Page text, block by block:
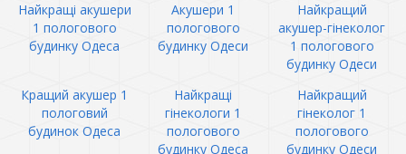
Найкращі акушери
1 пологового
будинку Одеса
Акушери 1
пологового
будинку Одеси
Найкращий
акушер-гінеколог
1 пологового
будинку Одеси
Кращий акушер 1
пологовий
будинок Одеса
Найкращі
гінекологи 1
пологового
будинку Одеса
Найкращий
гінеколог 1
пологового
будинку Одеси